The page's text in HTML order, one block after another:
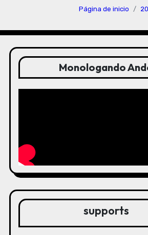
Página de inicio
Monologando
supports